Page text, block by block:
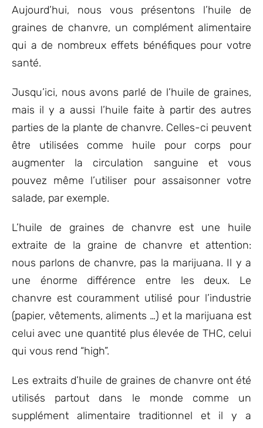
Aujourd’hui, nous vous présentons l’huile de
graines de chanvre, un complément alimentaire
qui a de nombreux effets bénéfiques pour votre
santé.
Jusqu’ici, nous avons parlé de l’huile de graines,
mais il y a aussi l’huile faite à partir des autres
parties de la plante de chanvre. Celles-ci peuvent
être utilisées comme huile pour corps pour
augmenter la circulation sanguine et vous
pouvez même l’utiliser pour assaisonner votre
salade, par exemple.
L’huile de graines de chanvre est une huile
extraite de la graine de chanvre et attention:
nous parlons de chanvre, pas la marijuana. Il y a
une énorme différence entre les deux. Le
chanvre est couramment utilisé pour l’industrie
(papier, vêtements, aliments …) et la marijuana est
celui avec une quantité plus élevée de THC, celui
qui vous rend “high”.
Les extraits d’huile de graines de chanvre ont été
utilisés partout dans le monde comme un
supplément alimentaire traditionnel et il y a